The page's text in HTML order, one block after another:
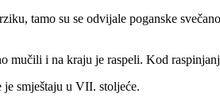
tamo su se odvijale poganske
mučili i na kraju je raspeli. Kod
smještaju u VII. stoljeće.